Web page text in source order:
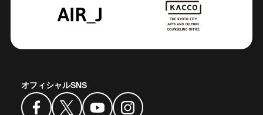
オフィシャルSNS